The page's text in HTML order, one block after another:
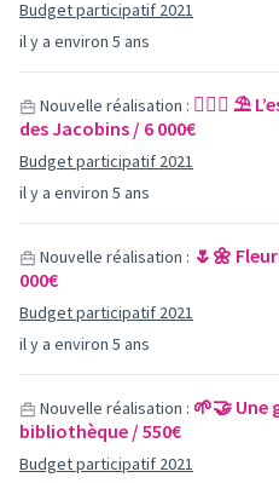
il y a environ 5 ans
Budget participatif 2021
il y a environ 5 ans
Nouvelle réalisation : 🏊🏼‍♀️ ⛱
des Jacobins / 6 000€
Budget participatif 2021
il y a environ 5 ans
Nouvelle réalisation : 🌷🌼
000€
Budget participatif 2021
Nouvelle réalisation : 🌱🤝 Une
bibliothèque / 550€
Budget participatif 2021